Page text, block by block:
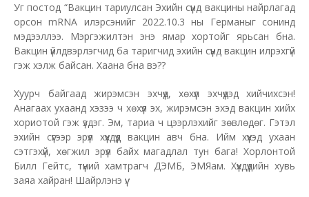
Уг постод “Вакцин тариулсан Эхийн сүүнд вакцины найрлагад
орсон mRNА илэрсэнийг 2022.10.3 ны Германыг сонинд
мэдээллээ. Мэргэжилтэн энэ ямар хортойг ярьсан бна.
Вакцин үйлдвэрлэгчид ба таригчид эхийн сүүнд вакцин илрэхгүй
гэж хэлж байсан. Хаана бна вэ??
Хуурч байгаад жирэмсэн эхчүүд, хөхүүл эхчүүдэд хийчихсэн!
Анагаах ухаанд хэзээ ч хөхүүл эх, жирэмсэн эхэд вакцин хийх
хориотой гэж үздэг. Эм, тариа ч цээрлэхийг зөвлөдөг. Гэтэл
эхийн сүүгээр эрүүл хүүхдүүд вакцин авч бна. Ийм хүүхэд ухаан
сэтгэхүй, хөгжил эрүүл байх магадлал тун бага! Хорлонтой
Билл Гейтс, түүний хамтрагч ДЭМБ, ЭМЯам. Хүүхдүүдийн хувь
заяа хайран! Шайрлэнэ үү.